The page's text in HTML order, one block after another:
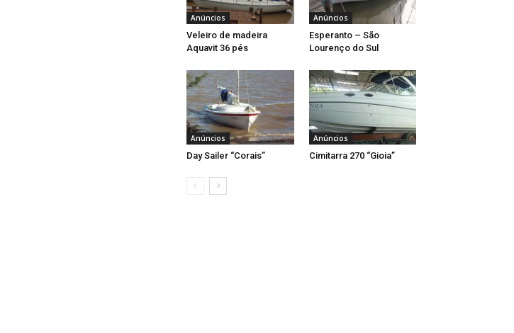
Anúncios
Veleiro de madeira
Aquavit 36 pés
Anúncios
Esperanto – São
Lourenço do Sul
Anúncios
Day Sailer “Corais”
Anúncios
Cimitarra 270 “Gioia”